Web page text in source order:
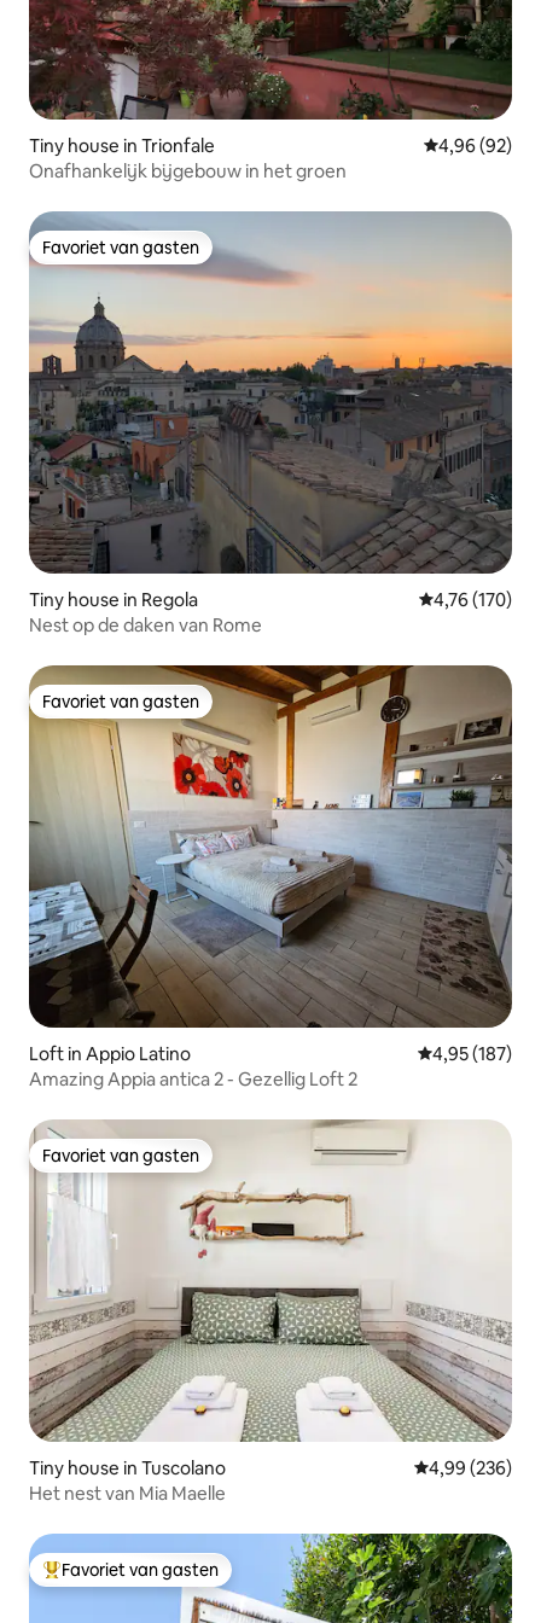
Tiny house in Trionfale Gemiddelde
4,96 (92)
Onafhankelijk bijgebouw in het groen
Favoriet van gasten
Favoriet van gasten
Tiny house in Regola Gemiddelde
4,76 (170)
Nest op de daken van Rome
Favoriet van gasten
Favoriet van gasten
Loft in Appio Latino Gemiddelde
4,95 (187)
Amazing Appia antica 2 - Gezellig Loft 2
Favoriet van gasten
Favoriet van gasten
Tiny house in Tuscolano Gemiddelde
4,99 (236)
Het nest van Mia Maelle
Topfavoriet van gasten
Favoriet van gasten